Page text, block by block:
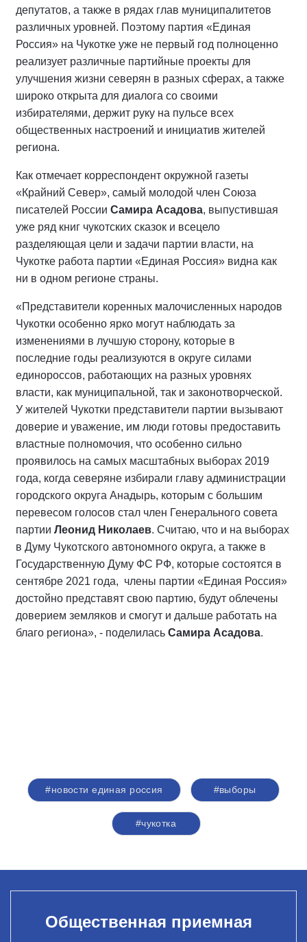
депутатов, а также в рядах глав муниципалитетов
различных уровней. Поэтому партия «Единая
Россия» на Чукотке уже не первый год полноценно
реализует различные партийные проекты для
улучшения жизни северян в разных сферах, а также
широко открыта для диалога со своими
избирателями, держит руку на пульсе всех
общественных настроений и инициатив жителей
региона.
Как отмечает корреспондент окружной газеты
«Крайний Север», самый молодой член Союза
писателей России Самира Асадова, выпустившая
уже ряд книг чукотских сказок и всецело
разделяющая цели и задачи партии власти, на
Чукотке работа партии «Единая Россия» видна как
ни в одном регионе страны.
«Представители коренных малочисленных народов
Чукотки особенно ярко могут наблюдать за
изменениями в лучшую сторону, которые в
последние годы реализуются в округе силами
единороссов, работающих на разных уровнях
власти, как муниципальной, так и законотворческой.
У жителей Чукотки представители партии вызывают
доверие и уважение, им люди готовы предоставить
властные полномочия, что особенно сильно
проявилось на самых масштабных выборах 2019
года, когда северяне избирали главу администрации
городского округа Анадырь, которым с большим
перевесом голосов стал член Генерального совета
партии Леонид Николаев. Считаю, что и на выборах
в Думу Чукотского автономного округа, а также в
Государственную Думу ФС РФ, которые состоятся в
сентябре 2021 года, члены партии «Единая Россия»
достойно представят свою партию, будут облечены
доверием земляков и смогут и дальше работать на
благо региона», - поделилась Самира Асадова.
#новости единая россия #выборы
#чукотка
Общественная приемная